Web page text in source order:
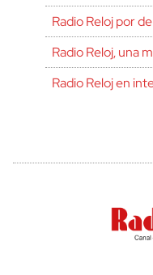
Radio Reloj por
Radio Reloj, una
Radio Reloj en